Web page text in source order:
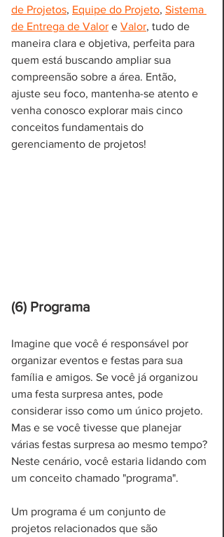
de Projetos, Equipe do Projeto, Sistema
de Entrega de Valor e Valor, tudo de
maneira clara e objetiva, perfeita para
quem está buscando ampliar sua
compreensão sobre a área. Então,
ajuste seu foco, mantenha-se atento e
venha conosco explorar mais cinco
conceitos fundamentais do
gerenciamento de projetos!
(6) Programa
Imagine que você é responsável por
organizar eventos e festas para sua
família e amigos. Se você já organizou
uma festa surpresa antes, pode
considerar isso como um único projeto.
Mas e se você tivesse que planejar
várias festas surpresa ao mesmo tempo?
Neste cenário, você estaria lidando com
um conceito chamado "programa".
Um programa é um conjunto de
projetos relacionados que são